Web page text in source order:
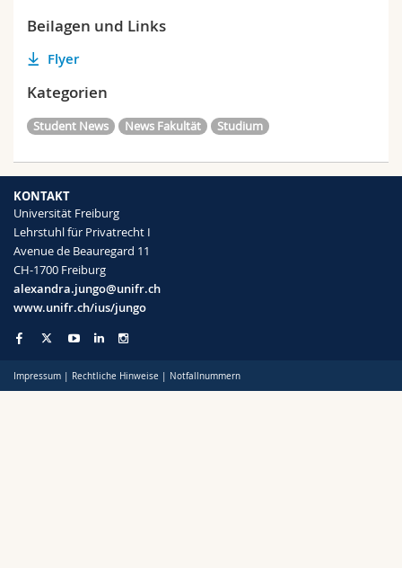
Beilagen und Links
Flyer
Kategorien
Student News News Fakultät Studium
KONTAKT
Universität Freiburg
Lehrstuhl für Privatrecht I
Avenue de Beauregard 11
CH-1700 Freiburg
alexandra.jungo@unifr.ch
www.unifr.ch/ius/jungo
Impressum | Rechtliche Hinweise | Notfallnummern